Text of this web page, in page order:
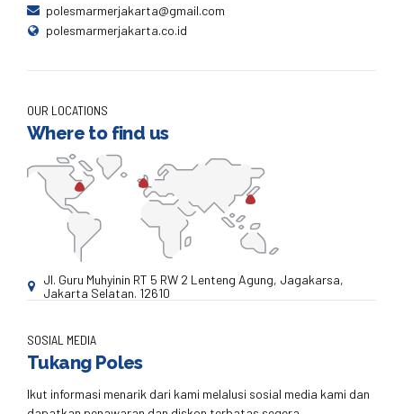
polesmarmerjakarta@gmail.com
polesmarmerjakarta.co.id
OUR LOCATIONS
Where to find us
Jl. Guru Muhyinin RT 5 RW 2 Lenteng Agung, Jagakarsa,
Jakarta Selatan. 12610
SOSIAL MEDIA
Tukang Poles
Ikut informasi menarik dari kami melalusi sosial media kami dan